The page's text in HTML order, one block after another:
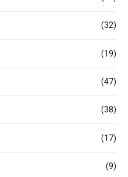
(32)
(19)
(47)
(38)
(17)
(9)